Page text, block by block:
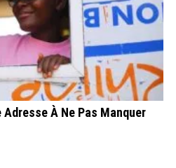
À Ne Pas Manquer